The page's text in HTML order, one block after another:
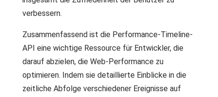
verbessern.
Zusammenfassend ist die Performance-Timeline-
API eine wichtige Ressource für Entwickler, die
darauf abzielen, die Web-Performance zu
optimieren. Indem sie detaillierte Einblicke in die
zeitliche Abfolge verschiedener Ereignisse auf